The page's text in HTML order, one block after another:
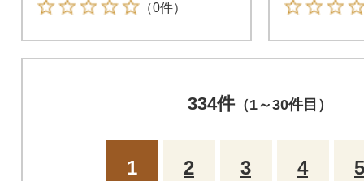
（0件）
334件（1～30件目）
1 2 3 4 5